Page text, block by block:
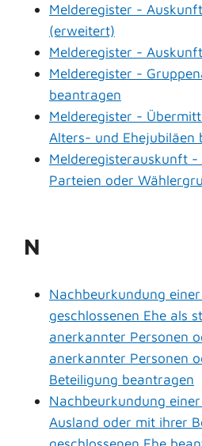
Melderegister -
(erweitert)
Melderegister -
Melderegister -
beantragen
Melderegister -
Alters- und Ehejubiläen
Melderegisterauskunft
Parteien oder
N
Nachbeurkundung
geschlossenen Ehe als
anerkannter Personen
anerkannter Personen
Beteiligung beantragen
Nachbeurkundung
Ausland oder mit ihrer